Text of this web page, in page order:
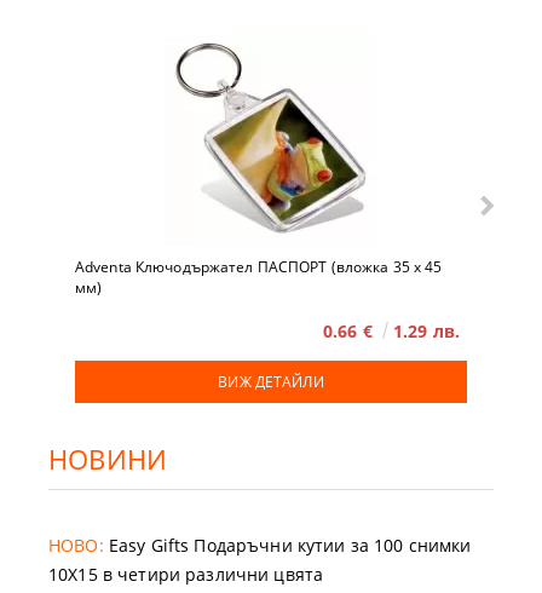
Adventa Ключодържател ПАСПОРТ (вложка 35 x 45
мм)
0.66 € 1.29 лв.
ВИЖ ДЕТАЙЛИ
НОВИНИ
НОВО: Easy Gifts Подаръчни кутии за 100 снимки
10X15 в четири различни цвята